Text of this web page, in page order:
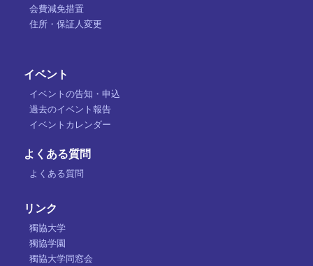
会費減免措置
住所・保証人変更
イベント
イベントの告知・申込
過去のイベント報告
イベントカレンダー
よくある質問
よくある質問
リンク
獨協大学
獨協学園
獨協大学同窓会